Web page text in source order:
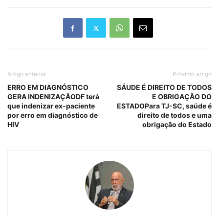
Artigo anterior
ERRO EM DIAGNÓSTICO
GERA INDENIZAÇÃODF terá
que indenizar ex-paciente
por erro em diagnóstico de
HIV
Próximo artigo
SÁUDE É DIREITO DE TODOS
E OBRIGAÇÃO DO
ESTADOPara TJ-SC, saúde é
direito de todos e uma
obrigação do Estado